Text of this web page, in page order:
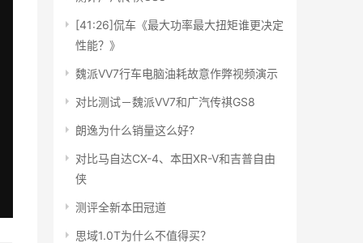
[41:26]侃车《最大功率最大扭矩谁更决定
性能？》
魏派VV7行车电脑油耗故意作弊视频演示
对比测试－魏派VV7和广汽传祺GS8
朗逸为什么销量这么好?
对比马自达CX-4、本田XR-V和吉普自由
侠
测评全新本田冠道
思域1.0T为什么不值得买？